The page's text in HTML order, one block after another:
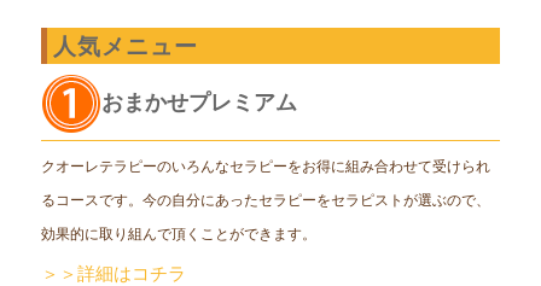
人気メニュー
おまかせプレミアム
クオーレテラピーのいろんなセラピーをお得に組み合わせて受けられ
るコースです。今の自分にあったセラピーをセラピストが選ぶので、
効果的に取り組んで頂くことができます。
＞＞詳細はコチラ